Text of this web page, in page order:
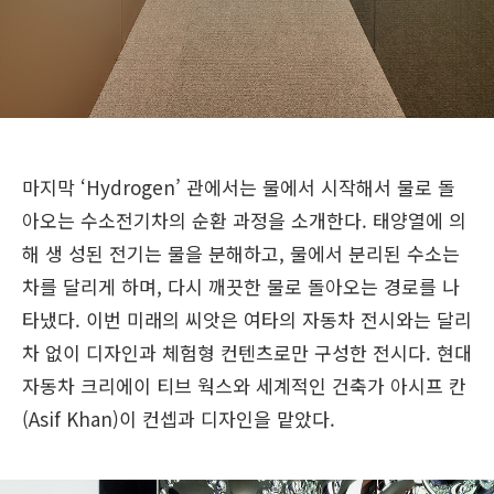
마지막 ‘Hydrogen’ 관에서는 물에서 시작해서 물로 돌
아오는 수소전기차의 순환 과정을 소개한다. 태양열에 의
해 생 성된 전기는 물을 분해하고, 물에서 분리된 수소는
차를 달리게 하며, 다시 깨끗한 물로 돌아오는 경로를 나
타냈다. 이번 미래의 씨앗은 여타의 자동차 전시와는 달리
차 없이 디자인과 체험형 컨텐츠로만 구성한 전시다. 현대
자동차 크리에이 티브 웍스와 세계적인 건축가 아시프 칸
(Asif Khan)이 컨셉과 디자인을 맡았다.